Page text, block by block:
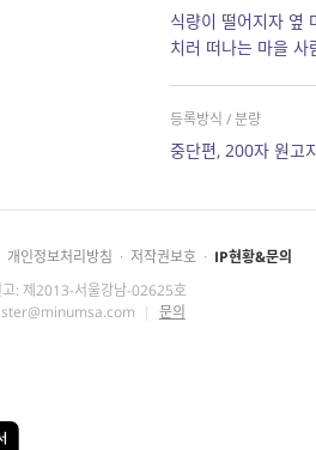
식량이 떨어지자 옆
치러 떠나는 마을 사
등록방식 / 분량
중단편, 200자 원고
개인정보처리방침 · 저작권보호 · IP현황&문의
고: 제2013-서울강남-02625호
| 문의